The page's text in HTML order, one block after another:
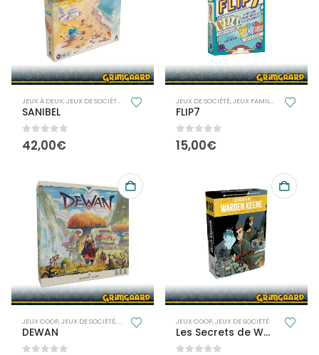
JEUX À DEUX,JEUX DE SOCIÉTÉ JEUX FAMILLE
SANIBEL
0out of 5
42,00€
JEUX DE SOCIÉTÉ,JEUX FAMILLE
FLIP7
0out of 5
15,00€
JEUX COOP,JEUX DE SOCIÉTÉ, JEUX FAMILLE
DEWAN
JEUX COOP,JEUX DE SOCIÉTÉ
Les Secrets de Warden Keene